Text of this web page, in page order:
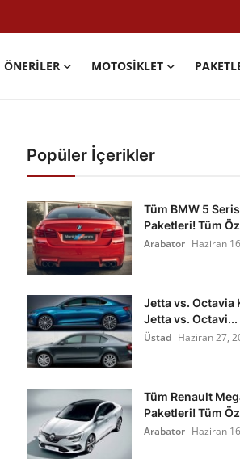
ÖNERILER MOTOSIKLET
Popüler İçerikler
Tüm BMW 5
Paketleri! Tüm
Arabator Haziran
Jetta vs. Octavia
Jetta vs. Octavi...
Üstad Haziran 27,
Tüm Renault
Paketleri! Tüm
Arabator Haziran